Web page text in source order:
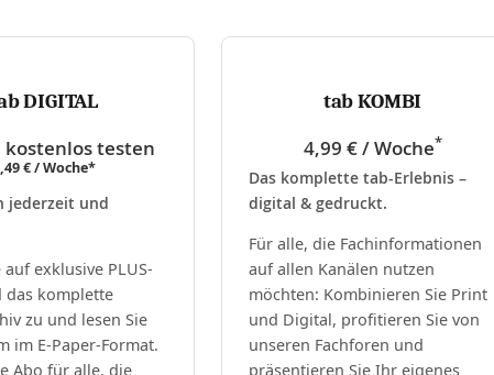
DIGITAL
kostenlos testen
€ / Woche*
jederzeit und
auf exklusive PLUS-
das komplette
zu und lesen Sie
im E-Paper-Format.
Abo für alle, die
tab KOMBI
4,99 € / Woche*
Das komplette tab-Erlebnis –
digital & gedruckt.
Für alle, die Fachinformationen
auf allen Kanälen nutzen
möchten: Kombinieren Sie Print
und Digital, profitieren Sie von
unseren Fachforen und
präsentieren Sie Ihr eigenes